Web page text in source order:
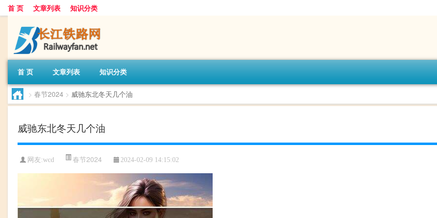
首 页 文章列表 知识分类
首 页 文章列表 知识分类
> 春节2024 > 威驰东北冬天几个油
威驰东北冬天几个油
网友:wcd 春节2024 2024-02-09 14:15:02